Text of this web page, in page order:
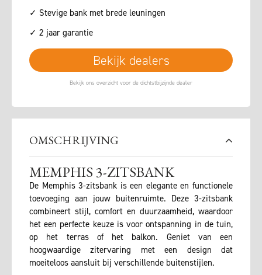
✓ Stevige bank met brede leuningen
✓ 2 jaar garantie
Bekijk dealers
OMSCHRIJVING
MEMPHIS 3-ZITSBANK
De Memphis 3-zitsbank is een elegante en functionele
toevoeging aan jouw buitenruimte. Deze 3-zitsbank
combineert stijl, comfort en duurzaamheid, waardoor
het een perfecte keuze is voor ontspanning in de tuin,
op het terras of het balkon. Geniet van een
hoogwaardige zitervaring met een design dat
moeiteloos aansluit bij verschillende buitenstijlen.